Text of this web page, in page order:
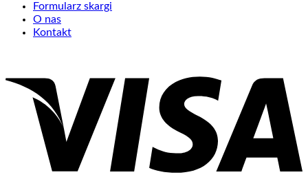
Formularz skargi
O nas
Kontakt